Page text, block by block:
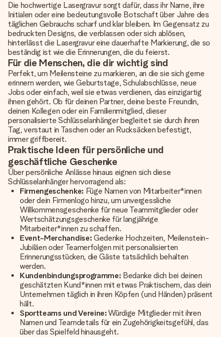
Die hochwertige Lasergravur sorgt dafür, dass ihr Name, ihre
Initialen oder eine bedeutungsvolle Botschaft über Jahre des
täglichen Gebrauchs scharf und klar bleiben. Im Gegensatz zu
bedruckten Designs, die verblassen oder sich ablösen,
hinterlässt die Lasergravur eine dauerhafte Markierung, die so
beständig ist wie die Erinnerungen, die du feierst.
Für die Menschen, die dir wichtig sind
Perfekt, um Meilensteine zu markieren, an die sie sich gerne
erinnern werden, wie Geburtstage, Schulabschlüsse, neue
Jobs oder einfach, weil sie etwas verdienen, das einzigartig
ihnen gehört. Ob für deinen Partner, deine beste Freundin,
deinen Kollegen oder ein Familienmitglied, dieser
personalisierte Schlüsselanhänger begleitet sie durch ihren
Tag, verstaut in Taschen oder an Rucksäcken befestigt,
immer griffbereit.
Praktische Ideen für persönliche und
geschäftliche Geschenke
Über persönliche Anlässe hinaus eignen sich diese
Schlüsselanhänger hervorragend als:
Firmengeschenke: Füge Namen von Mitarbeiter*innen
oder dein Firmenlogo hinzu, um unvergessliche
Willkommensgeschenke für neue Teammitglieder oder
Wertschätzungsgeschenke für langjährige
Mitarbeiter*innen zu schaffen.
Event-Merchandise: Gedenke Hochzeiten, Meilenstein-
Jubiläen oder Teamerfolgen mit personalisierten
Erinnerungsstücken, die Gäste tatsächlich behalten
werden.
Kundenbindungsprogramme: Bedanke dich bei deinen
geschätzten Kund*innen mit etwas Praktischem, das dein
Unternehmen täglich in ihren Köpfen (und Händen) präsent
hält.
Sportteams und Vereine:Würdige Mitglieder mit ihren
Namen und Teamdetails für ein Zugehörigkeitsgefühl, das
über das Spielfeld hinausgeht.